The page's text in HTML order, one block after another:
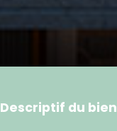
Descriptif du bien